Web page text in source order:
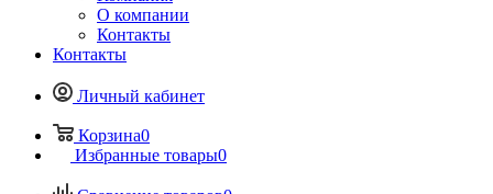
О компании
Контакты
Контакты
Личный кабинет
Корзина0
Избранные товары0